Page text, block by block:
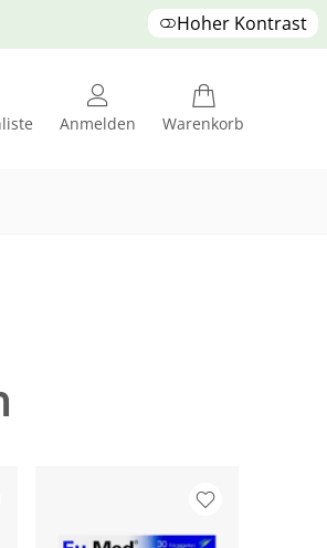
Hoher Kontrast
Anmelden Warenkorb